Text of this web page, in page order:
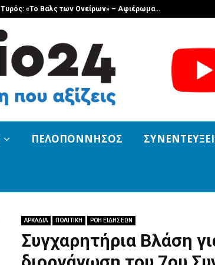
Τυρός: «Το Βαλς των Ονείρων» – Αφιέρωμα…
ΠΕΛΟΠΟΝΝΗΣΟΣ
ΑΡΚΑΔΙΑ ΠΟΛΙΤΙΚΗ ΡΟΗ ΕΙΔΗΣΕΩΝ
Συγχαρητήρια Βλάση